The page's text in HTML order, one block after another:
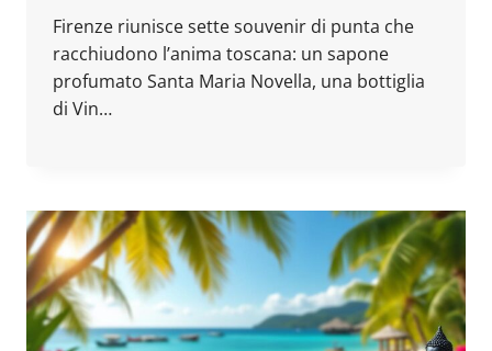
Firenze riunisce sette souvenir di punta che
racchiudono l’anima toscana: un sapone
profumato Santa Maria Novella, una bottiglia
di Vin…